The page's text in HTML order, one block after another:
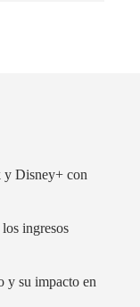
y Disney+ con
ingresos
y su impacto en